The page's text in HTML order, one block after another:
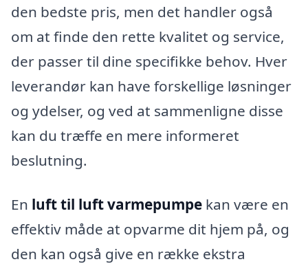
den bedste pris, men det handler også
om at finde den rette kvalitet og service,
der passer til dine specifikke behov. Hver
leverandør kan have forskellige løsninger
og ydelser, og ved at sammenligne disse
kan du træffe en mere informeret
beslutning.
En luft til luft varmepumpe kan være en
effektiv måde at opvarme dit hjem på, og
den kan også give en række ekstra